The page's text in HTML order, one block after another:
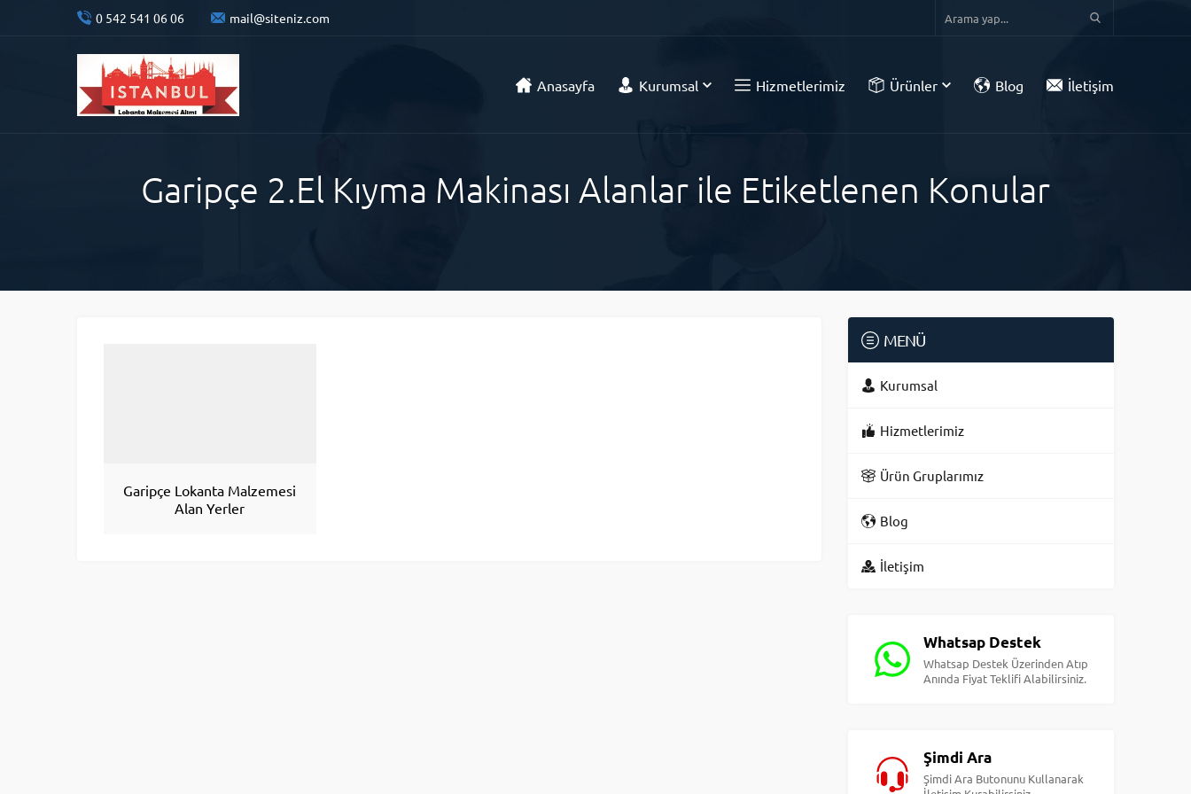
0 542 541 06 06 mail@siteniz.com
Anasayfa Kurumsal Hizmetlerimiz Ürünler Blog İletişim
Garipçe 2.El Kıyma Makinası Alanlar ile Etiketlenen Konular
Garipçe Lokanta Malzemesi
Alan Yerler
MENÜ
Kurumsal
Hizmetlerimiz
Ürün Gruplarımız
Blog
İletişim
Whatsap Destek
Whatsap Destek Üzerinden Atıp
Anında Fiyat Teklifi Alabilirsiniz.
Şimdi Ara
Şimdi Ara Butonunu Kullanarak